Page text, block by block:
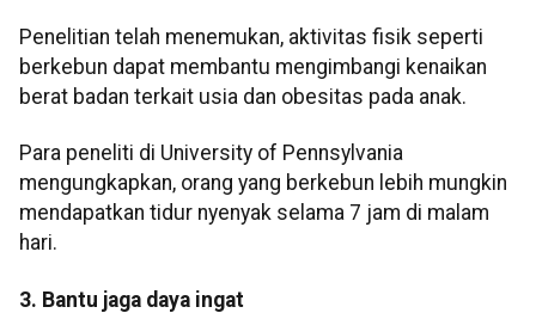
Penelitian telah menemukan, aktivitas fisik seperti
berkebun dapat membantu mengimbangi kenaikan
berat badan terkait usia dan obesitas pada anak.
Para peneliti di University of Pennsylvania
mengungkapkan, orang yang berkebun lebih mungkin
mendapatkan tidur nyenyak selama 7 jam di malam
hari.
3. Bantu jaga daya ingat